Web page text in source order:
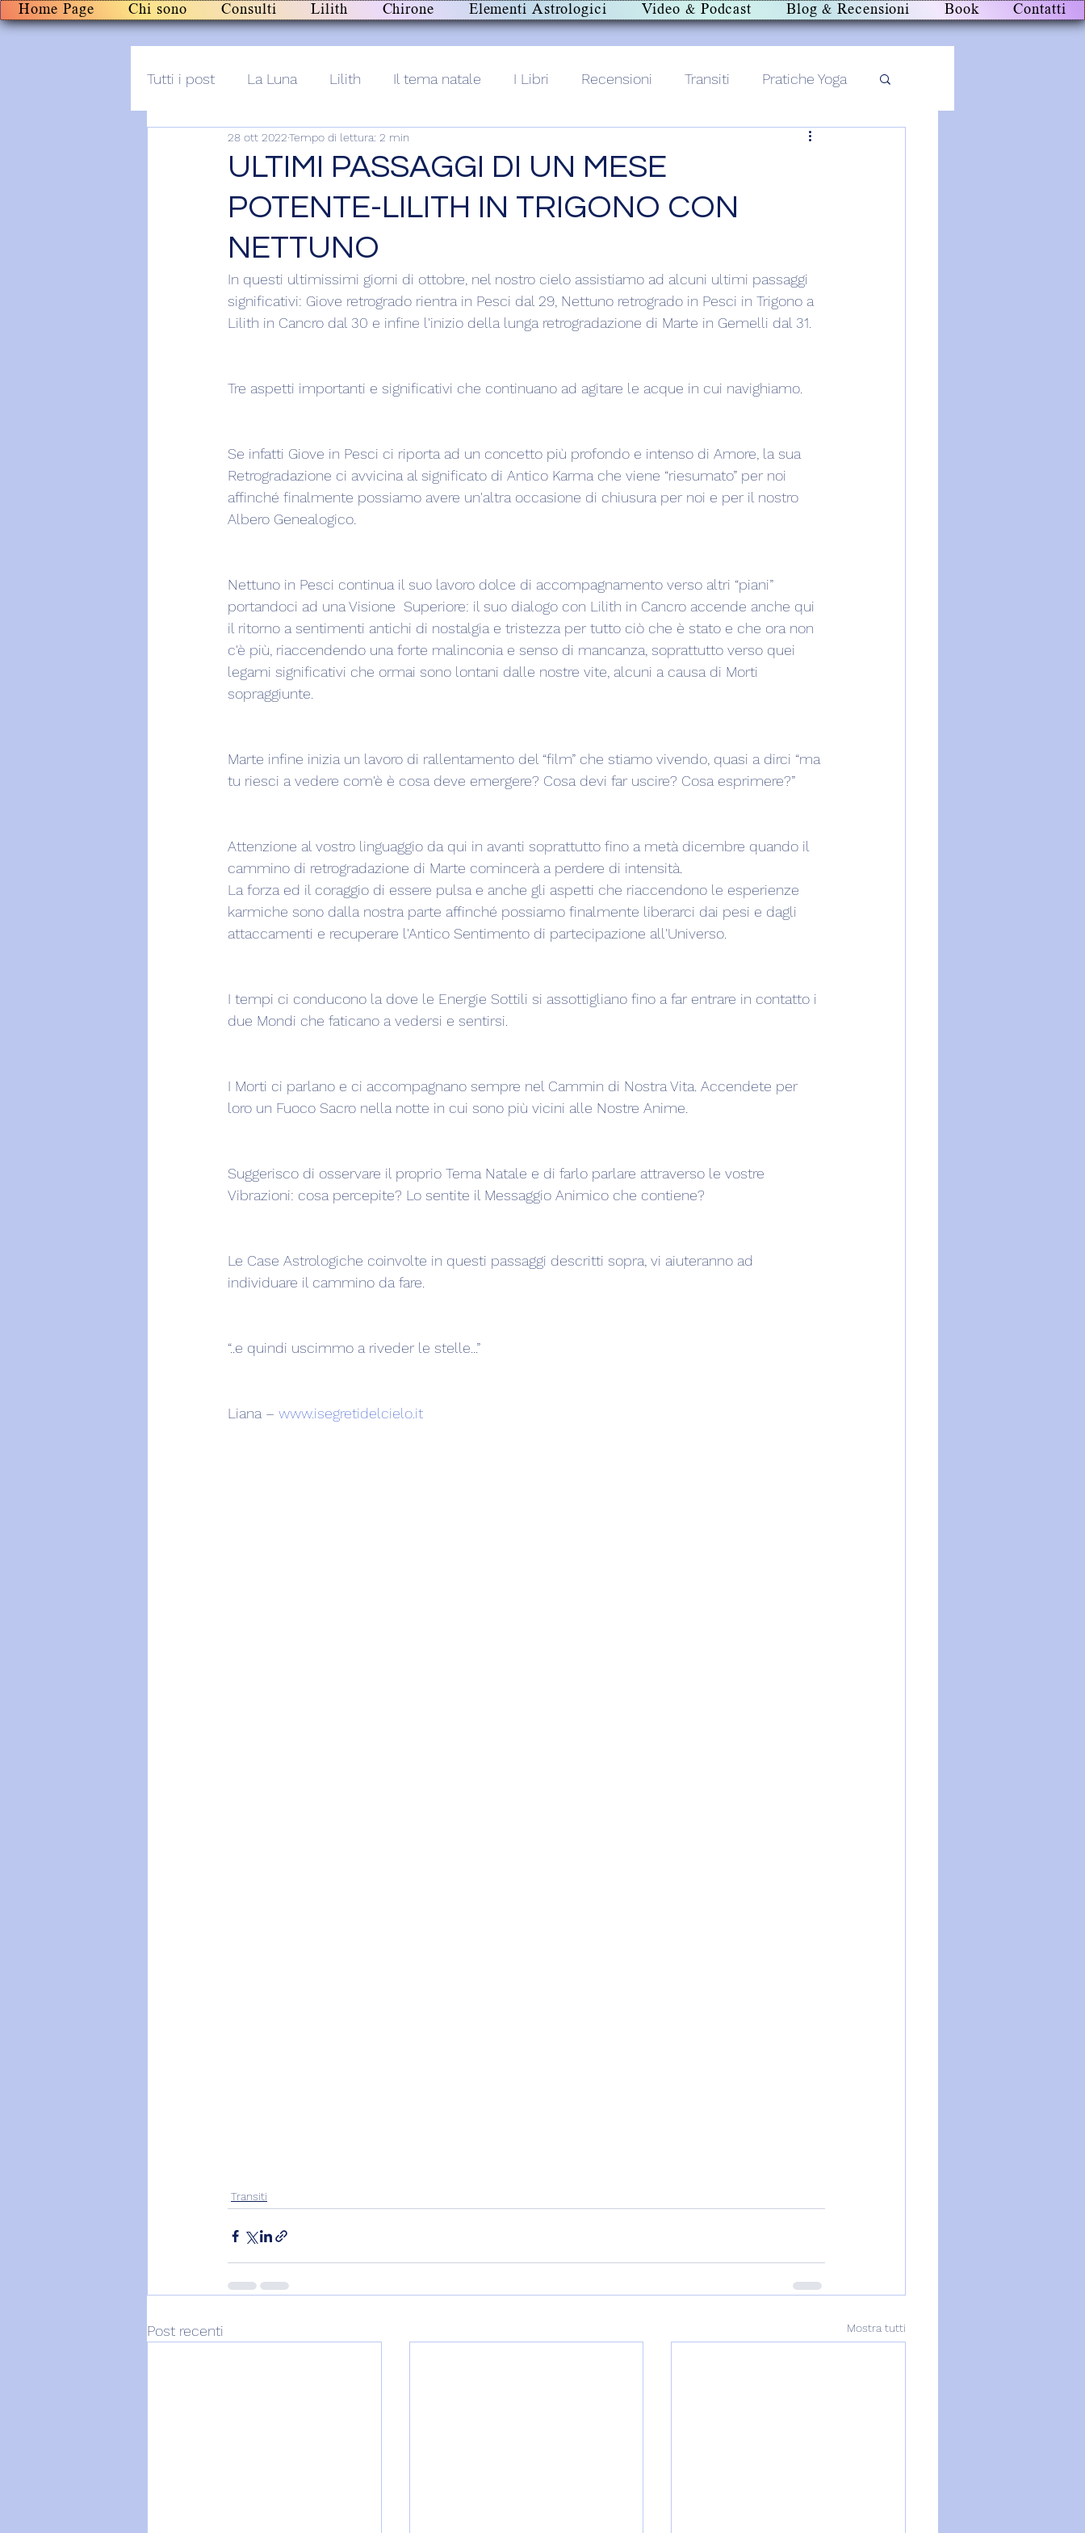
Home Page Chi sono Consulti Lilith Chirone Elementi Astrologici Video & Podcast Blog & Recensioni Book Contatti
Tutti i post La Luna Lilith Il tema natale I Libri Recensioni Transiti Pratiche Yoga
Post+audio Lilith+
ULTIMI PASSAGGI DI UN MESE
POTENTE-LILITH IN TRIGONO CON
NETTUNO
28 ott 2022Tempo di lettura: 2 min
In questi ultimissimi giorni di ottobre, nel nostro cielo assistiamo ad alcuni ultimi passaggi
significativi: Giove retrogrado rientra in Pesci dal 29, Nettuno retrogrado in Pesci in Trigono a
Lilith in Cancro dal 30 e infine l'inizio della lunga retrogradazione di Marte in Gemelli dal 31.
Tre aspetti importanti e significativi che continuano ad agitare le acque in cui navighiamo.
Se infatti Giove in Pesci ci riporta ad un concetto più profondo e intenso di Amore, la sua
Retrogradazione ci avvicina al significato di Antico Karma che viene “riesumato” per noi
affinché finalmente possiamo avere un'altra occasione di chiusura per noi e per il nostro
Albero Genealogico.
Nettuno in Pesci continua il suo lavoro dolce di accompagnamento verso altri “piani”
portandoci ad una Visione  Superiore: il suo dialogo con Lilith in Cancro accende anche qui
il ritorno a sentimenti antichi di nostalgia e tristezza per tutto ciò che è stato e che ora non
c'è più, riaccendendo una forte malinconia e senso di mancanza, soprattutto verso quei
legami significativi che ormai sono lontani dalle nostre vite, alcuni a causa di Morti
sopraggiunte.
Marte infine inizia un lavoro di rallentamento del “film” che stiamo vivendo, quasi a dirci “ma
tu riesci a vedere com'è è cosa deve emergere? Cosa devi far uscire? Cosa esprimere?”
Attenzione al vostro linguaggio da qui in avanti soprattutto fino a metà dicembre quando il
cammino di retrogradazione di Marte comincerà a perdere di intensità.
La forza ed il coraggio di essere pulsa e anche gli aspetti che riaccendono le esperienze
karmiche sono dalla nostra parte affinché possiamo finalmente liberarci dai pesi e dagli
attaccamenti e recuperare l'Antico Sentimento di partecipazione all'Universo.
I tempi ci conducono la dove le Energie Sottili si assottigliano fino a far entrare in contatto i
due Mondi che faticano a vedersi e sentirsi.
I Morti ci parlano e ci accompagnano sempre nel Cammin di Nostra Vita. Accendete per
loro un Fuoco Sacro nella notte in cui sono più vicini alle Nostre Anime.
Suggerisco di osservare il proprio Tema Natale e di farlo parlare attraverso le vostre
Vibrazioni: cosa percepite? Lo sentite il Messaggio Animico che contiene?
Le Case Astrologiche coinvolte in questi passaggi descritti sopra, vi aiuteranno ad
individuare il cammino da fare.
“..e quindi uscimmo a riveder le stelle...”
Liana – www.isegretidelcielo.it
Transiti
Post recenti Mostra tutti